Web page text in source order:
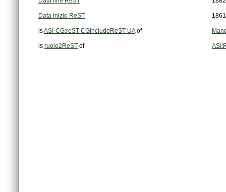
Data inizio ReST
isASI-CG:reST-CGIncludeReST-UAof
is ruolo2ReST of